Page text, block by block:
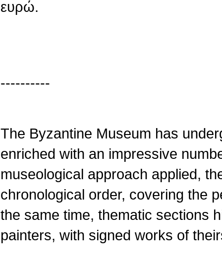
ευρώ.
----------
The Byzantine Museum has
enriched with an impressive
museological approach applied,
chronological order, covering the
the same time, thematic sections
painters, with signed works of